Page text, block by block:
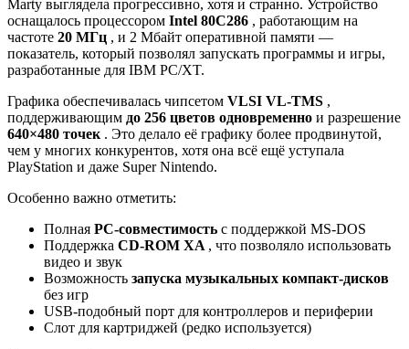
Marty выглядела прогрессивно, хотя и странно. Устройство
оснащалось процессором Intel 80C286 , работающим на
частоте 20 МГц , и 2 Мбайт оперативной памяти —
показатель, который позволял запускать программы и игры,
разработанные для IBM PC/XT.
Графика обеспечивалась чипсетом VLSI VL-TMS ,
поддерживающим до 256 цветов одновременно и разрешение
640×480 точек . Это делало её графику более продвинутой,
чем у многих конкурентов, хотя она всё ещё уступала
PlayStation и даже Super Nintendo.
Особенно важно отметить:
Полная PC-совместимость с поддержкой MS-DOS
Поддержка CD-ROM XA , что позволяло использовать
видео и звук
Возможность запуска музыкальных компакт-дисков
без игр
USB-подобный порт для контроллеров и периферии
Слот для картриджей (редко используется)